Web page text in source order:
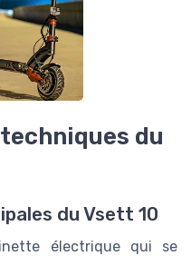
du
du Vsett 10
électrique qui se